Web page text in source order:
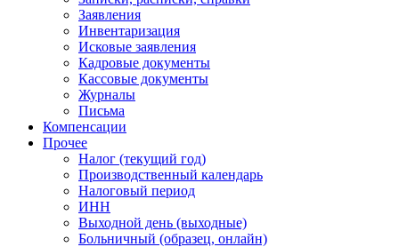
Заявления
Инвентаризация
Исковые заявления
Кадровые документы
Кассовые документы
Журналы
Письма
Компенсации
Прочее
Налог (текущий год)
Производственный календарь
Налоговый период
ИНН
Выходной день (выходные)
Больничный (образец, онлайн)